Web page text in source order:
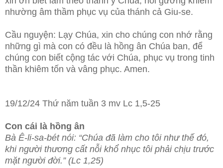
nhường âm thầm phục vụ của thánh cả Giu-se.
Cầu nguyện: Lạy Chúa, xin cho chúng con nhớ rằng
những gì mà con có đều là hồng ân Chúa ban, để
chúng con biết cộng tác với Chúa, phục vụ trong tinh
thần khiêm tốn và vâng phục. Amen.
19/12/24 Thứ năm tuần 3 mv Lc 1,5-25
Con cái là hồng ân
Bà Ê-li-sa-bét nói: “Chúa đã làm cho tôi như thế đó,
khi người thương cất nỗi khổ nhục tôi phải chịu trước
mặt người đời.” (Lc 1,25)